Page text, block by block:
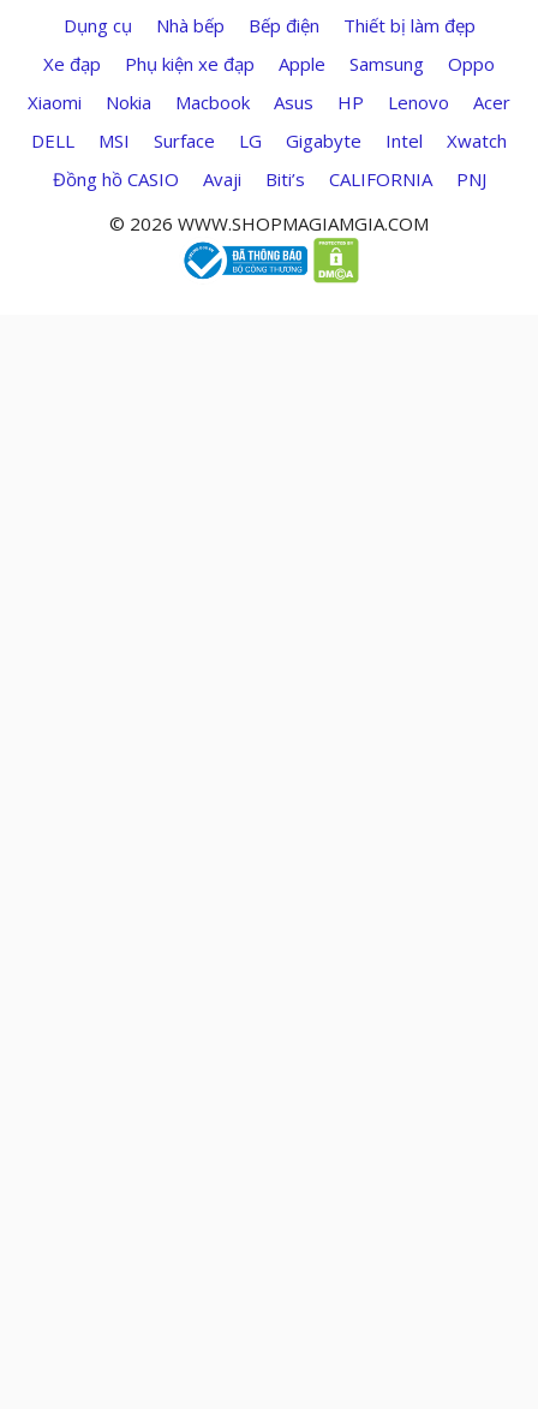
Dụng cụ
Nhà bếp Bếp điện
Thiết bị làm đẹp
Xe đạp
Phụ kiện xe đạp Apple Samsung
Oppo
Xiaomi
Nokia Macbook Asus HP Lenovo
Acer
DELL
MSI Surface LG Gigabyte Intel
Xwatch
Đồng hồ CASIO
Avaji Biti’s CALIFORNIA
PNJ
© 2026 WWW.SHOPMAGIAMGIA.COM